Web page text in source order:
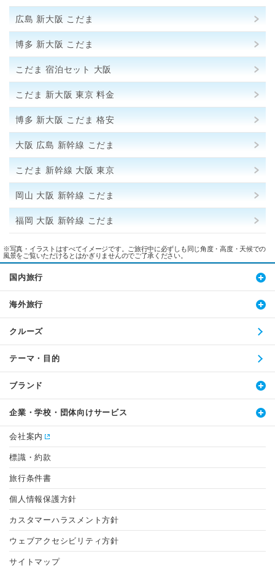
広島 新大阪 こだま
博多 新大阪 こだま
こだま 宿泊セット 大阪
こだま 新大阪 東京 料金
博多 新大阪 こだま 格安
大阪 広島 新幹線 こだま
こだま 新幹線 大阪 東京
岡山 大阪 新幹線 こだま
福岡 大阪 新幹線 こだま
※写真・イラストはすべてイメージです。ご旅行中に必ずしも同じ角度・高度・天候での
風景をご覧いただけるとはかぎりませんのでご了承ください。
国内旅行
海外旅行
クルーズ
テーマ・目的
ブランド
企業・学校・団体向けサービス
会社案内
標識・約款
旅行条件書
個人情報保護方針
カスタマーハラスメント方針
ウェブアクセシビリティ方針
サイトマップ